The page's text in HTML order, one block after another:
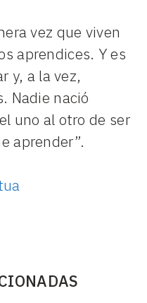
vez que viven
aprendices. Y es
y, a la vez,
Nadie nació
uno al otro de ser
aprender”.